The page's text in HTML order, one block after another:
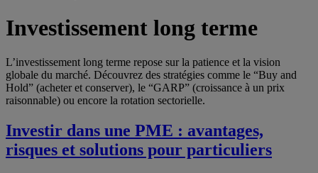
Investissement long terme
L’investissement long terme repose sur la patience et la vision
globale du marché. Découvrez des stratégies comme le “Buy and
Hold” (acheter et conserver), le “GARP” (croissance à un prix
raisonnable) ou encore la rotation sectorielle.
Investir dans une PME : avantages,
risques et solutions pour particuliers